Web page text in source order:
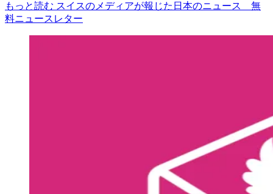
もっと読む スイスのメディアが報じた日本のニュース 無
料ニュースレター